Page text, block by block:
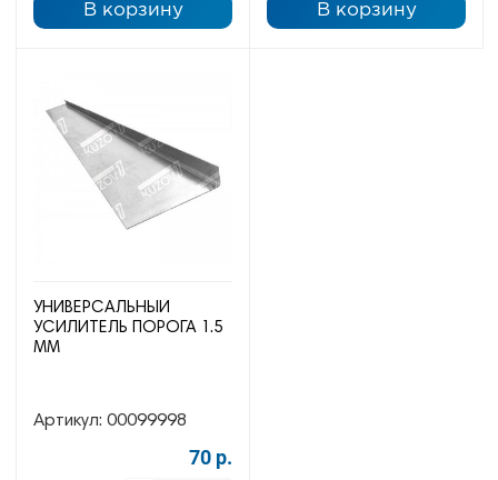
В корзину В корзину
УНИВЕРСАЛЬНЫЙ
УСИЛИТЕЛЬ ПОРОГА 1.5
ММ
Артикул: 00099998
70 р.